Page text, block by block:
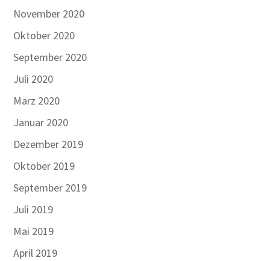
November 2020
Oktober 2020
September 2020
Juli 2020
März 2020
Januar 2020
Dezember 2019
Oktober 2019
September 2019
Juli 2019
Mai 2019
April 2019